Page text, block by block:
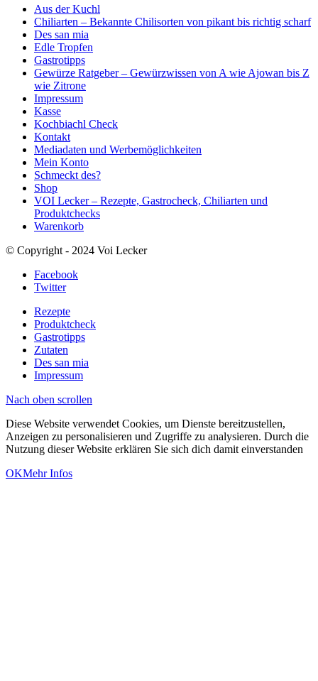
Aus der Kuchl
Chiliarten – Bekannte Chilisorten von pikant bis richtig scharf
Des san mia
Edle Tropfen
Gastrotipps
Gewürze Ratgeber – Gewürzwissen von A wie Ajowan bis Z
wie Zitrone
Impressum
Kasse
Kochbiachl Check
Kontakt
Mediadaten und Werbemöglichkeiten
Mein Konto
Schmeckt des?
Shop
VOI Lecker – Rezepte, Gastrocheck, Chiliarten und
Produktchecks
Warenkorb
© Copyright - 2024 Voi Lecker
Facebook
Twitter
Rezepte
Produktcheck
Gastrotipps
Zutaten
Des san mia
Impressum
Nach oben scrollen
Diese Website verwendet Cookies, um Dienste bereitzustellen,
Anzeigen zu personalisieren und Zugriffe zu analysieren. Durch die
Nutzung dieser Website erklären Sie sich dich damit einverstanden
OKMehr Infos